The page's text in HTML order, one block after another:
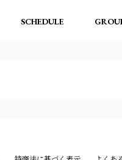
SCHEDULE